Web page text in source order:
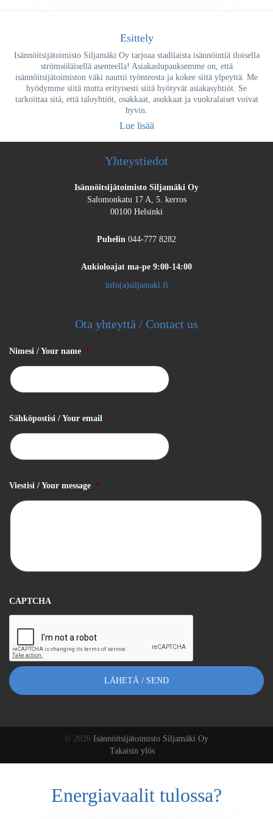
Esittely
Isännöitsijätoimisto Siljamäki Oy tarjoaa stadilaista isännöintiä iloisella
strömsöläisellä asenteella! Asiakaslupauksemme on, että
isännöitsijätoimiston väki nauttii työnteosta ja kokee siitä ylpeyttä. Me
hyödymme siitä mutta erityisesti siitä hyötyvät asiakasyhtiöt. Se
tarkoittaa sitä, että taloyhtiöt, osakkaat, asukkaat ja vuokralaiset voivat
hyvin.
Lue lisää
Yhteystiedot
Isännöitsijätoimisto Siljamäki Oy
Salomonkatu 17 A, 5. kerros
00100 Helsinki
Puhelin 044-777 8282
Aukioloajat ma-pe 9:00-14:00
info(a)siljamaki.fi
Ota yhteyttä / Contact us
Nimesi / Your name *
Sähköpostisi / Your email *
Viestisi / Your message *
CAPTCHA
© 2026 Isännöitsijätoimisto Siljamäki Oy
Takaisin ylös
Energiavaalit tulossa?